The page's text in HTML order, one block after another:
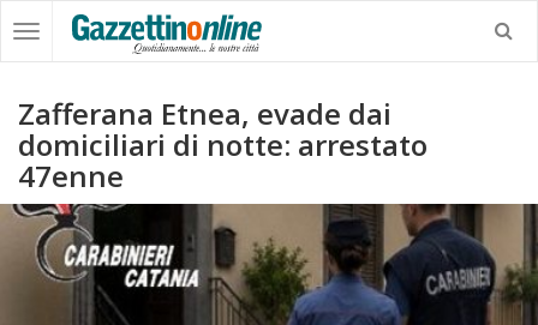
Zafferana Etnea, evade dai
domiciliari di notte: arrestato
47enne